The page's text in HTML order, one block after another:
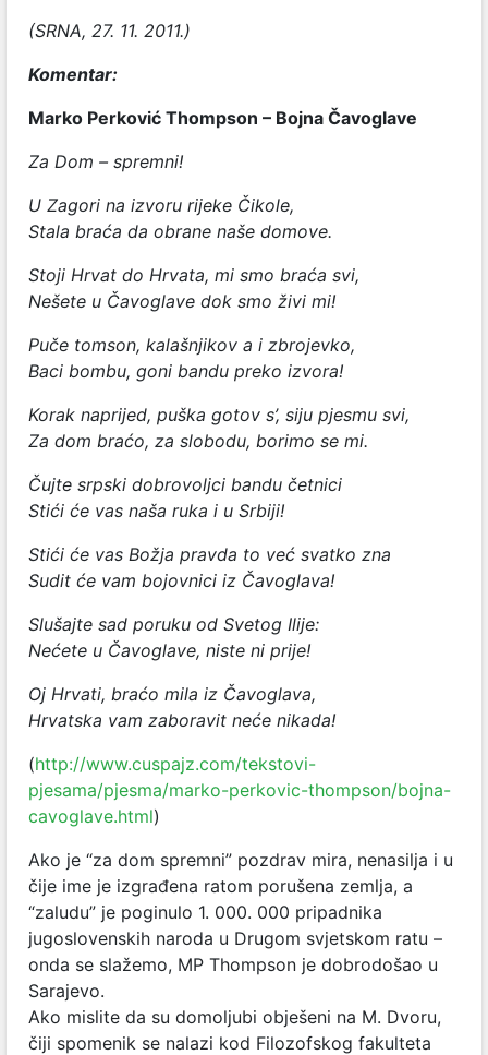
(SRNA, 27. 11. 2011.)
Komentar:
Marko Perković Thompson – Bojna Čavoglave
Za Dom – spremni!
U Zagori na izvoru rijeke Čikole,
Stala braća da obrane naše domove.
Stoji Hrvat do Hrvata, mi smo braća svi,
Nešete u Čavoglave dok smo živi mi!
Puče tomson, kalašnjikov a i zbrojevko,
Baci bombu, goni bandu preko izvora!
Korak naprijed, puška gotov s’, siju pjesmu svi,
Za dom braćo, za slobodu, borimo se mi.
Čujte srpski dobrovoljci bandu četnici
Stići će vas naša ruka i u Srbiji!
Stići će vas Božja pravda to već svatko zna
Sudit će vam bojovnici iz Čavoglava!
Slušajte sad poruku od Svetog Ilije:
Nećete u Čavoglave, niste ni prije!
Oj Hrvati, braćo mila iz Čavoglava,
Hrvatska vam zaboravit neće nikada!
(http://www.cuspajz.com/tekstovi-
pjesama/pjesma/marko-perkovic-thompson/bojna-
cavoglave.html)
Ako je “za dom spremni” pozdrav mira, nenasilja i u
čije ime je izgrađena ratom porušena zemlja, a
“zaludu” je poginulo 1. 000. 000 pripadnika
jugoslovenskih naroda u Drugom svjetskom ratu –
onda se slažemo, MP Thompson je dobrodošao u
Sarajevo.
Ako mislite da su domoljubi obješeni na M. Dvoru,
čiji spomenik se nalazi kod Filozofskog fakulteta